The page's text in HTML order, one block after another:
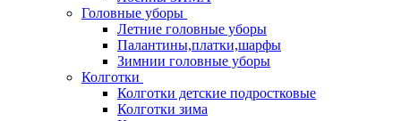
Головные уборы
Летние головные уборы
Палантины,платки,шарфы
Зимнии головные уборы
Колготки
Колготки детские подростковые
Колготки зима